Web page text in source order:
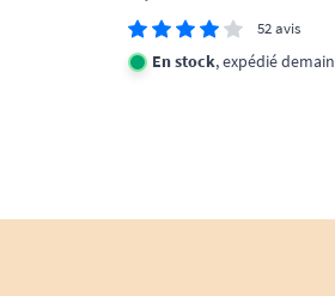
52 avis
En stock, expédié demain